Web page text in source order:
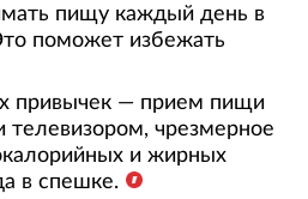
пищу каждый день в
поможет избежать
привычек — прием пищи
чрезмерное
и жирных
в спешке.